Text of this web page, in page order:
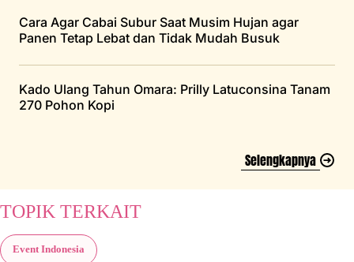
Cara Agar Cabai Subur Saat Musim Hujan agar
Panen Tetap Lebat dan Tidak Mudah Busuk
Kado Ulang Tahun Omara: Prilly Latuconsina Tanam
270 Pohon Kopi
Selengkapnya
TOPIK TERKAIT
Event Indonesia